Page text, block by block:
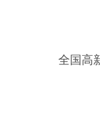
认定管